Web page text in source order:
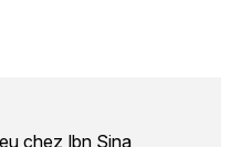
chez Ibn Sina